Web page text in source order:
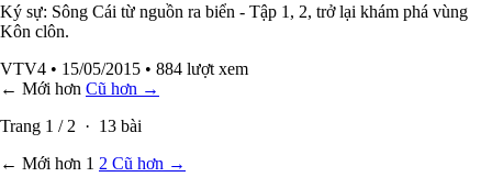
Ký sự: Sông Cái từ nguồn ra biển - Tập 1, 2, trở lại khám phá vùng
Kôn clôn.
VTV4 • 15/05/2015 • 884 lượt xem
← Mới hơn Cũ hơn →
Trang 1 / 2 · 13 bài
← Mới hơn 1 2 Cũ hơn →